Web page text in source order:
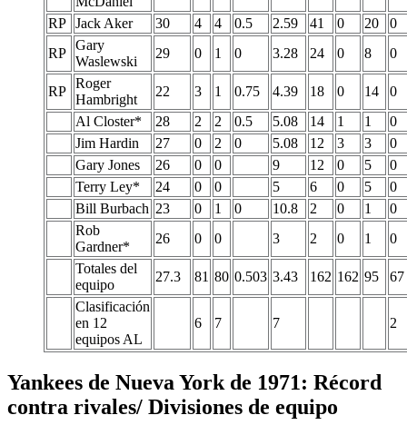
RP Jack Aker 30 4 4 0.5 2.59 41 0 20
0
RP
Gary
Waslewski
29 0 1 0 3.28 24 0 8 0
RP
Roger
Hambright
22 3 1 0.75 4.39 18 0 14
0
Al Closter*
28 2 2 0.5 5.08 14 1 1
0
Jim Hardin
27 0 2 0 5.08 12 3 3
0
Gary Jones
26 0 0 9 12 0 5
0
Terry Ley*
24 0 0 5 6 0 5
0
Bill Burbach 23 0 1 0 10.8 2 0 1
0
Rob
Gardner*
26 0 0 3 2 0 1
0
Totales del
equipo
27.3 81 80 0.503 3.43 162 162 95
67
Clasificación
en 12
equipos AL
6 7 7 2
Yankees de Nueva York de 1971: Récord
contra rivales/ Divisiones de equipo